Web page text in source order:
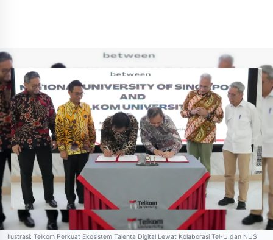
Ilustrasi: Telkom Perkuat Ekosistem Talenta Digital Lewat Kolaborasi Tel-U dan NUS